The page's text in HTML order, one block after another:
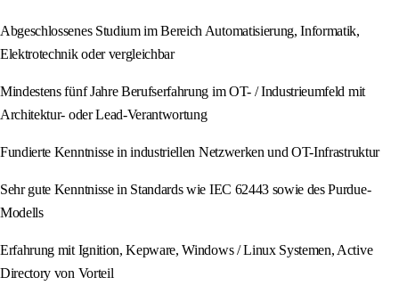
Abgeschlossenes Studium im Bereich Automatisierung, Informatik,
Elektrotechnik oder vergleichbar
Mindestens fünf Jahre Berufserfahrung im OT- / Industrieumfeld mit
Architektur- oder Lead-Verantwortung
Fundierte Kenntnisse in industriellen Netzwerken und OT-Infrastruktur
Sehr gute Kenntnisse in Standards wie IEC 62443 sowie des Purdue-
Modells
Erfahrung mit Ignition, Kepware, Windows / Linux Systemen, Active
Directory von Vorteil